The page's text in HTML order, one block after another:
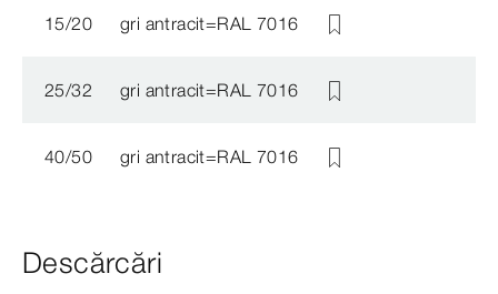
15/20 gri antracit=RAL 7016
25/32 gri antracit=RAL 7016
40/50 gri antracit=RAL 7016
Descărcări